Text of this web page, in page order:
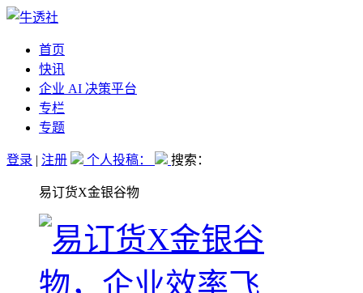
首页
快讯
企业 AI 决策平台
专栏
专题
登录 | 注册 个人投稿： 搜索：
易订货X金银谷物